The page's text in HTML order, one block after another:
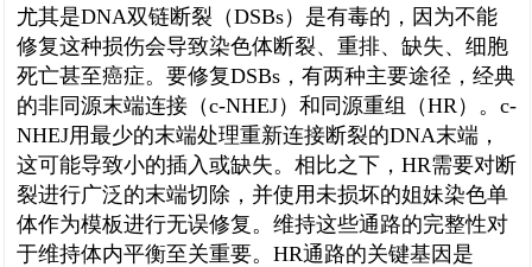
尤其是DNA双链断裂（DSBs）是有毒的，因为不能
修复这种损伤会导致染色体断裂、重排、缺失、细胞
死亡甚至癌症。要修复DSBs，有两种主要途径，经典
的非同源末端连接（c-NHEJ）和同源重组（HR）。c-
NHEJ用最少的末端处理重新连接断裂的DNA末端，
这可能导致小的插入或缺失。相比之下，HR需要对断
裂进行广泛的末端切除，并使用未损坏的姐妹染色单
体作为模板进行无误修复。维持这些通路的完整性对
于维持体内平衡至关重要。HR通路的关键基因是